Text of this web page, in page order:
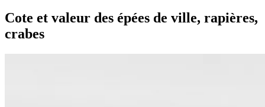
Cote et valeur des épées de ville, rapières,
crabes